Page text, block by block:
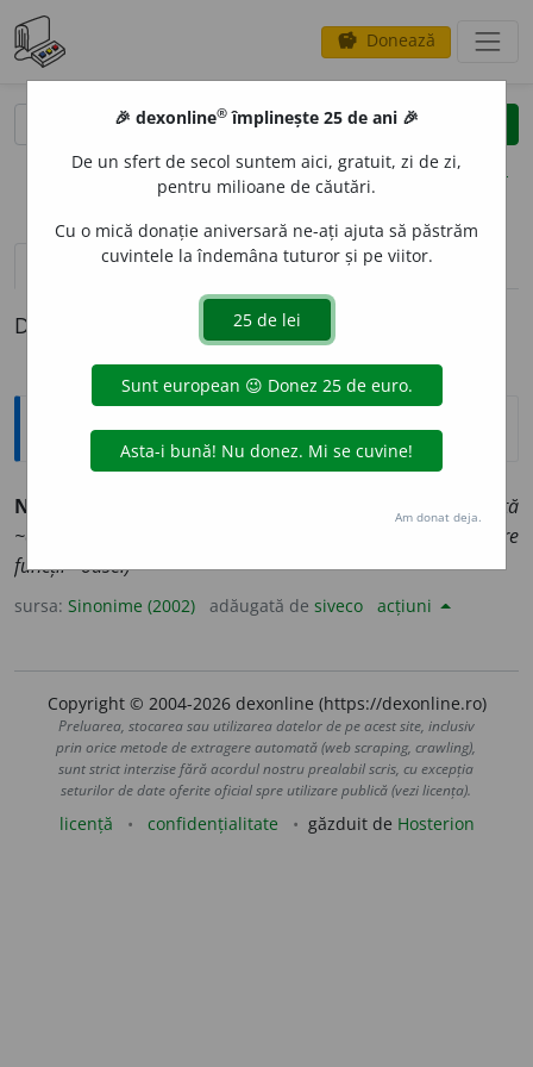
savings Donează
clear
opțiuni
definiții (1) pronunțievolume_up (28)
Definiția cu ID-ul 197152:
Sinonime
NUMER
(O ceată
~oasă.)
(Are
funcții ~oase.)
sursa: Sinonime (2002) adăugată de siveco acțiuni
Copyright © 2004-2026 dexonline (https://dexonline.ro)
Preluarea, stocarea sau utilizarea datelor de pe acest site, inclusiv
prin orice metode de extragere automată (web scraping, crawling),
sunt strict interzise fără acordul nostru prealabil scris, cu excepția
seturilor de date oferite oficial spre utilizare publică (vezi licența).
licență confidențialitate găzduit de Hosterion
🎉 dexonline® împlinește 25 de ani 🎉
De un sfert de secol suntem aici, gratuit, zi de zi,
pentru milioane de căutări.
Cu o mică donație aniversară ne-ați ajuta să păstrăm
cuvintele la îndemâna tuturor și pe viitor.
Am donat deja.